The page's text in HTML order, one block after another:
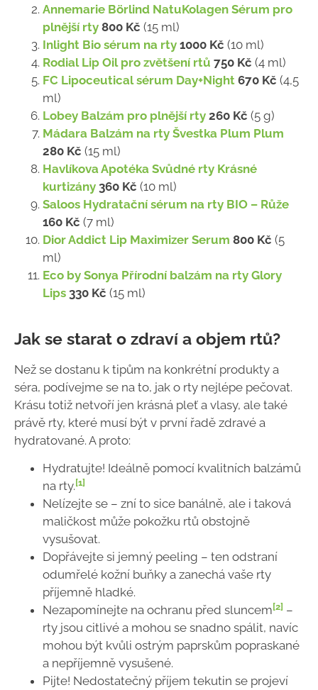
Annemarie Börlind NatuKolagen Sérum pro
plnější rty 800 Kč (15 ml)
Inlight Bio sérum na rty 1000 Kč (10 ml)
Rodial Lip Oil pro zvětšení rtů 750 Kč (4 ml)
FC Lipoceutical sérum Day+Night 670 Kč (4,5
ml)
Lobey Balzám pro plnější rty 260 Kč (5 g)
Mádara Balzám na rty Švestka Plum Plum
280 Kč (15 ml)
Havlíkova Apotéka Svůdné rty Krásné
kurtizány 360 Kč (10 ml)
Saloos Hydratační sérum na rty BIO – Růže
160 Kč (7 ml)
Dior Addict Lip Maximizer Serum 800 Kč (5
ml)
Eco by Sonya Přírodní balzám na rty Glory
Lips 330 Kč (15 ml)
Jak se starat o zdraví a objem rtů?
Než se dostanu k tipům na konkrétní produkty a
séra, podívejme se na to, jak o rty nejlépe pečovat.
Krásu totiž netvoří jen krásná pleť a vlasy, ale také
právě rty, které musí být v první řadě zdravé a
hydratované. A proto:
Hydratujte! Ideálně pomocí kvalitních balzámů
na rty.[1]
Nelízejte se – zní to sice banálně, ale i taková
maličkost může pokožku rtů obstojně
vysušovat.
Dopřávejte si jemný peeling – ten odstraní
odumřelé kožní buňky a zanechá vaše rty
příjemně hladké.
Nezapomínejte na ochranu před sluncem[2] –
rty jsou citlivé a mohou se snadno spálit, navíc
mohou být kvůli ostrým paprskům popraskané
a nepříjemně vysušené.
Pijte! Nedostatečný příjem tekutin se projeví